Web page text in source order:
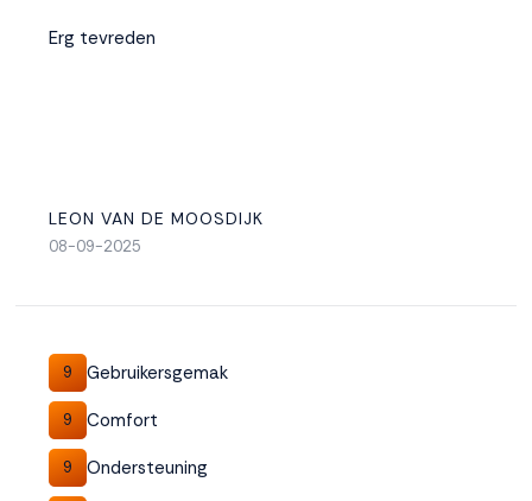
Erg tevreden
LEON VAN DE MOOSDIJK
08-09-2025
9 Gebruikersgemak
9 Comfort
9 Ondersteuning